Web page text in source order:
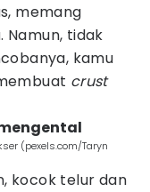
memang
tidak
kamu
crust
(pexels.com/Taryn
kocok telur dan